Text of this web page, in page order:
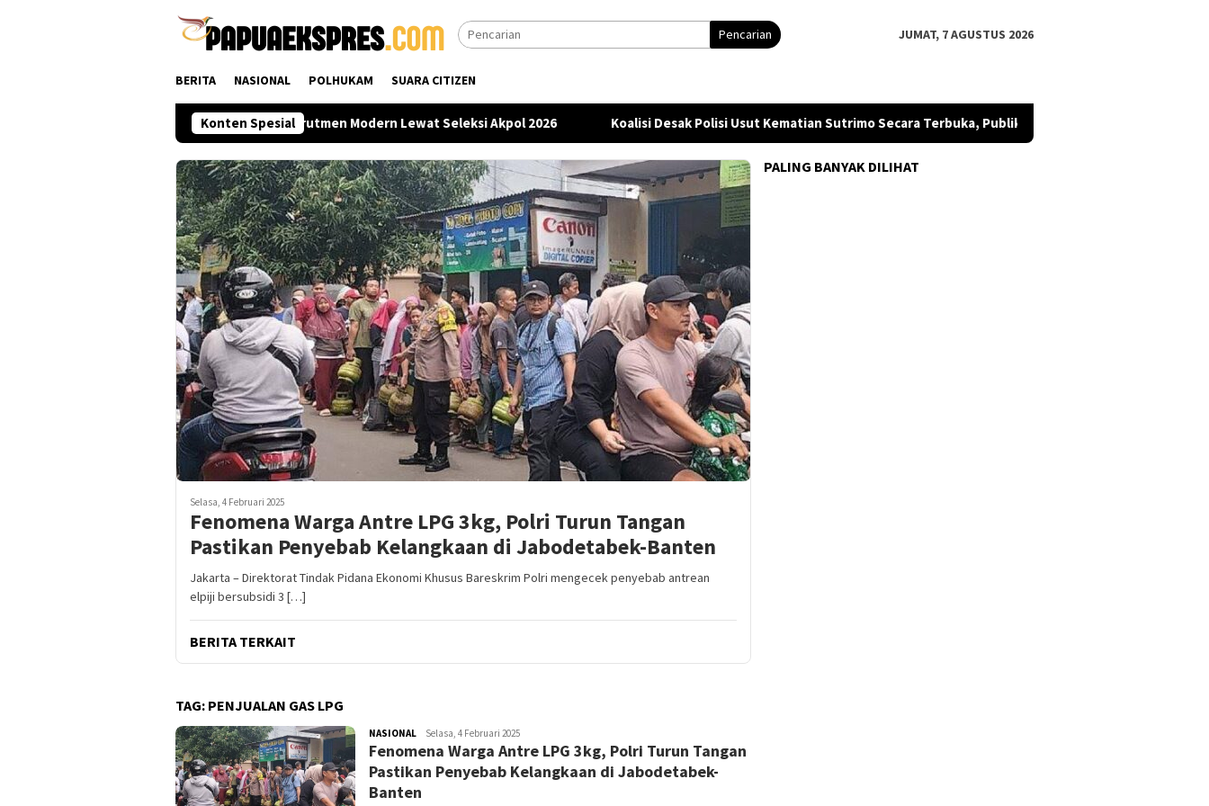
Pencarian JUMAT, 7 AGUSTUS 2026
BERITA NASIONAL POLHUKAM SUARA CITIZEN
Konten Spesial
Polri Perkuat Rekrutmen Modern Lewat Seleksi Akpol 2026 Koalisi Desak Polisi Usut Kematian Sutrimo Secara Terbuka, Publik Diminta Mengawal
Selasa, 4 Februari 2025
Fenomena Warga Antre LPG 3kg, Polri Turun Tangan
Pastikan Penyebab Kelangkaan di Jabodetabek-Banten
Jakarta – Direktorat Tindak Pidana Ekonomi Khusus Bareskrim Polri mengecek penyebab antrean
elpiji bersubsidi 3 […]
BERITA TERKAIT
TAG: PENJUALAN GAS LPG
NASIONAL Redaktur
Selasa, 4 Februari 2025
Fenomena Warga Antre LPG 3kg, Polri Turun Tangan
Pastikan Penyebab Kelangkaan di Jabodetabek-
Banten
PALING BANYAK DILIHAT